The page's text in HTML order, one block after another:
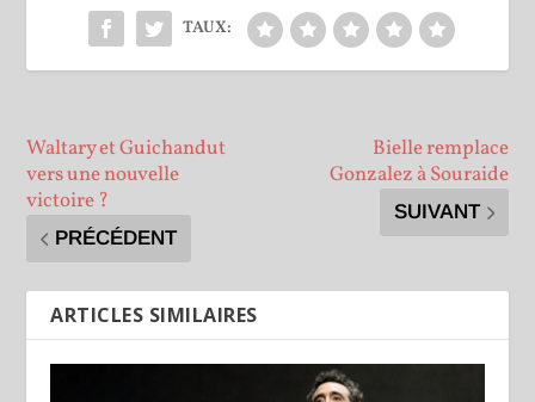
TAUX:
Waltary et Guichandut
vers une nouvelle
victoire ?
PRÉCÉDENT
Bielle remplace
Gonzalez à Souraide
SUIVANT
ARTICLES SIMILAIRES